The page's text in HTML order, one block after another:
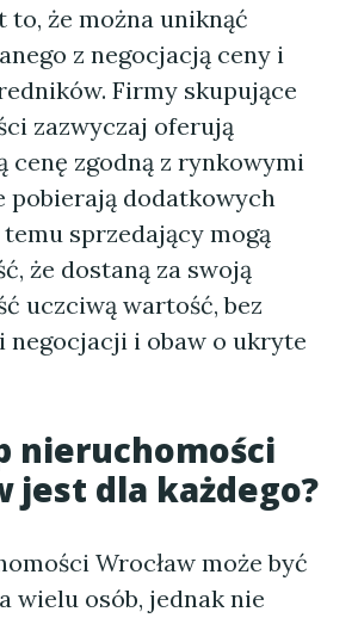
to, że można uniknąć
z negocjacją ceny i
Firmy skupujące
zazwyczaj oferują
cenę zgodną z rynkowymi
pobierają dodatkowych
temu sprzedający mogą
że dostaną za swoją
uczciwą wartość, bez
negocjacji i obaw o ukryte
nieruchomości
jest dla każdego?
Wrocław może być
wielu osób, jednak nie